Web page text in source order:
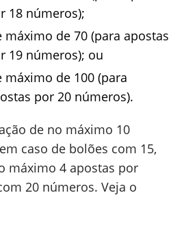
18 números);
de 70 (para apostas
19 números); ou
de 100 (para
por 20 números).
de no máximo 10
caso de bolões com 15,
máximo 4 apostas por
20 números. Veja o